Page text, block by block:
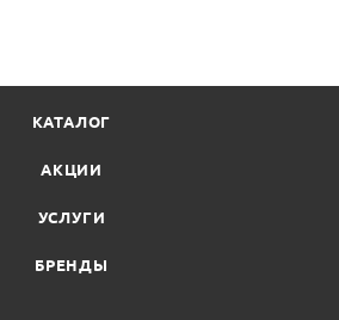
КАТАЛОГ
АКЦИИ
УСЛУГИ
БРЕНДЫ